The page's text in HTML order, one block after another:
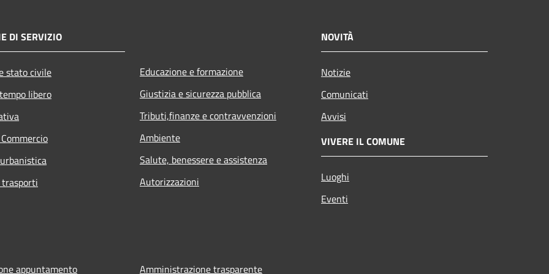
DI SERVIZIO
stato civile
libero
Educazione e formazione
Giustizia e sicurezza pubblica
Tributi,finanze e contravvenzioni
Ambiente
Salute, benessere e assistenza
Autorizzazioni
NOVITÀ
Notizie
Comunicati
Avvisi
VIVERE IL COMUNE
Luoghi
Eventi
appuntamento Amministrazione trasparente